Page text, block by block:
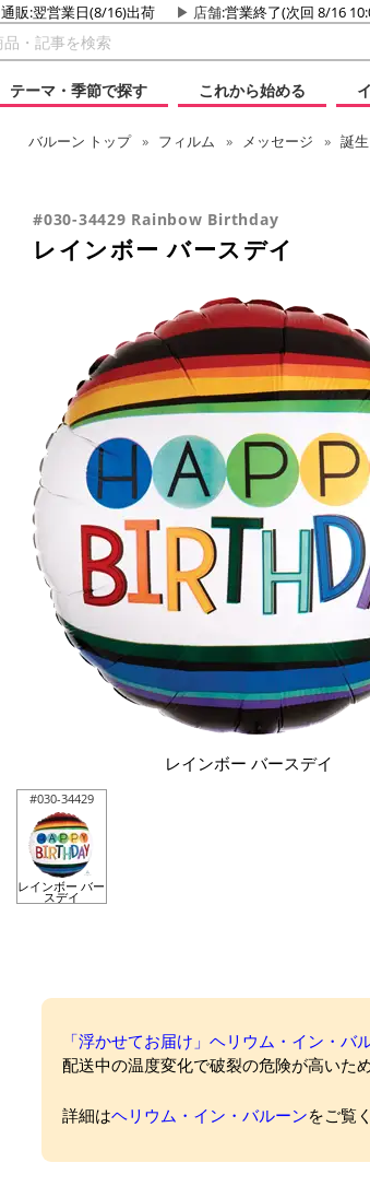
通販:翌営業日(8/16)出荷 店舗:営業終了(次回 8/16
テーマ・季節で探す
これから始める
バルーン トップ フィルム メッセージ 誕
#030-34429 Rainbow Birthday
レインボー バースデイ
レインボー バースデイ
#030-34429
レインボー バー
スデイ
「浮かせてお届け」ヘリウム・イン・バ
配送中の温度変化で破裂の危険が高いた
詳細はヘリウム・イン・バルーンをご覧